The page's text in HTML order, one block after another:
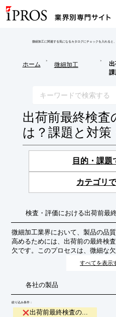
微細加工に関連する気になるカタログにチェックを入れると
ホーム
>
微細加工
>
出
出荷前最終検査
は？課題と対策
目的・課題
カテゴリ
検査・評価における出荷前最
微細加工業界において、製品の品
高めるためには、出荷前の最終検
欠です。このプロセスは、微細な
逃さず、高品質な製品のみを市場
すべてを表示
各社の製品
絞り込み条件：
出荷前最終検査の...